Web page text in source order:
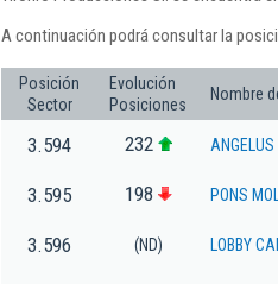
A continuación podrá consultar la
Posición
Sector
Evolución
Posiciones
Nombre
3.594 232 ANGELUS
3.595 198 PONS
3.596 (ND) LOBBY